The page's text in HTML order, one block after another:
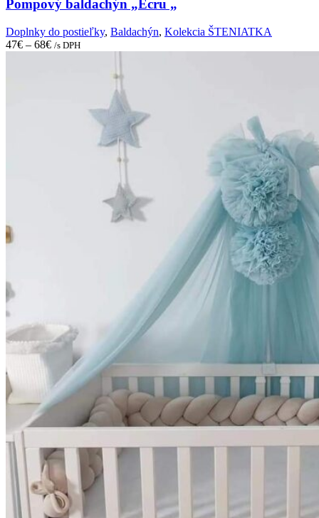
options
may
be
chosen
Pompový baldachýn „Ecru „
Doplnky do postieľky, Baldachýn, Kolekcia ŠTENIATKA
47€ – 68€ /s DPH